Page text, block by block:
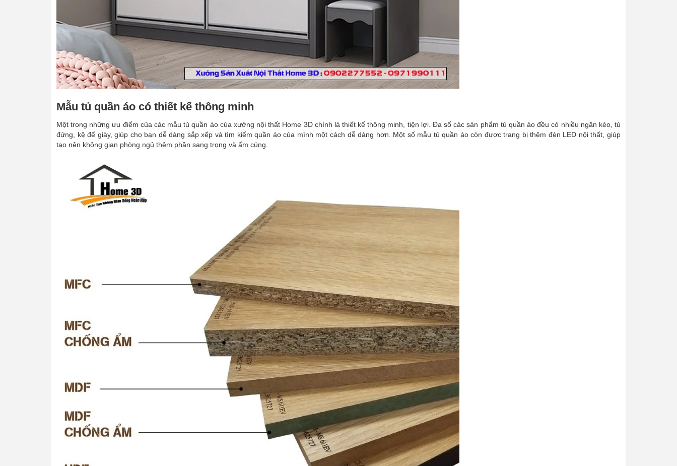
Mẫu tủ quần áo có thiết kế thông minh
Một trong những ưu điểm của các mẫu tủ quần áo của xưởng nội thất Home 3D chính là thiết kế thông minh, tiện lợi. Đa số các sản phẩm tủ quần áo đều có nhiều ngăn kéo, tủ
đứng, kệ để giày, giúp cho bạn dễ dàng sắp xếp và tìm kiếm quần áo của mình một cách dễ dàng hơn. Một số mẫu tủ quần áo còn được trang bị thêm đèn LED nội thất, giúp
tạo nên không gian phòng ngủ thêm phần sang trọng và ấm cúng.